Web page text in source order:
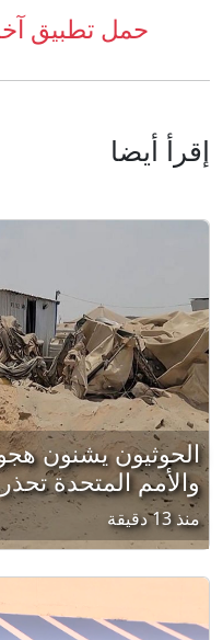
حمل تطبيق
إقرأ أيضا
الحوثيون يشنون
والأمم المتحدة
منذ 13 دقيقة